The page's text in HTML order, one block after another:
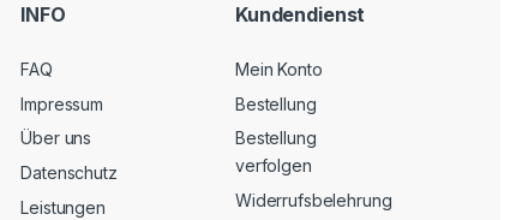
INFO
FAQ
Impressum
Über uns
Datenschutz
Leistungen
Kundendienst
Mein Konto
Bestellung
Bestellung
verfolgen
Widerrufsbelehrung